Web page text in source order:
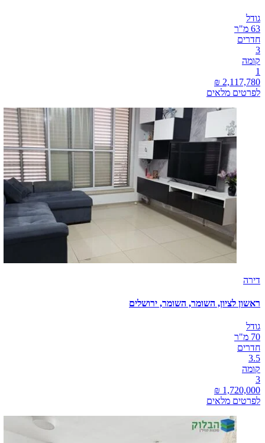
גודל
63 מ"ר
חדרים
3
קומה
1
לפרטים מלאים
דירה
ראשון לציון, השומר, השומר, ירושלים
גודל
70 מ"ר
חדרים
3.5
קומה
3
לפרטים מלאים